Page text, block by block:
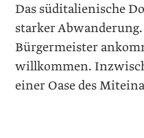
Das süditalienische
starker
Bürgermeister
willkommen.
einer Oase des